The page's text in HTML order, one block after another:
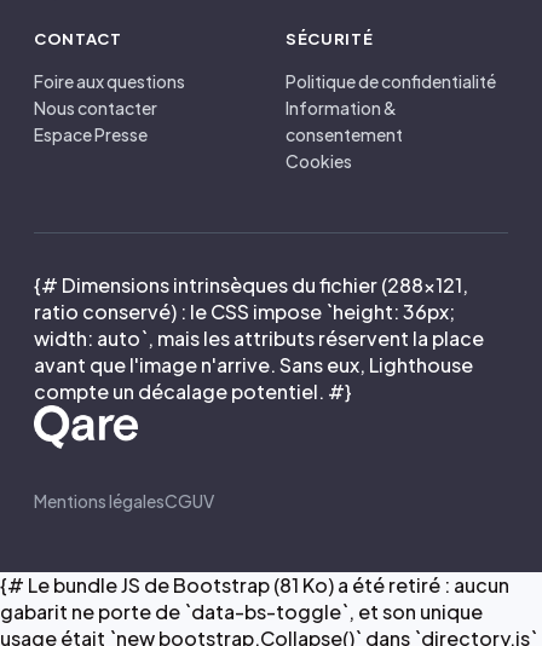
CONTACT
Foire aux questions
Nous contacter
Espace Presse
SÉCURITÉ
Politique de confidentialité
Information &
consentement
Cookies
{# Dimensions intrinsèques du fichier (288×121,
ratio conservé) : le CSS impose `height: 36px;
width: auto`, mais les attributs réservent la place
avant que l'image n'arrive. Sans eux, Lighthouse
compte un décalage potentiel. #}
Mentions légalesCGUV
{# Le bundle JS de Bootstrap (81 Ko) a été retiré : aucun
gabarit ne porte de `data-bs-toggle`, et son unique
usage était `new bootstrap.Collapse()` dans `directory.js`